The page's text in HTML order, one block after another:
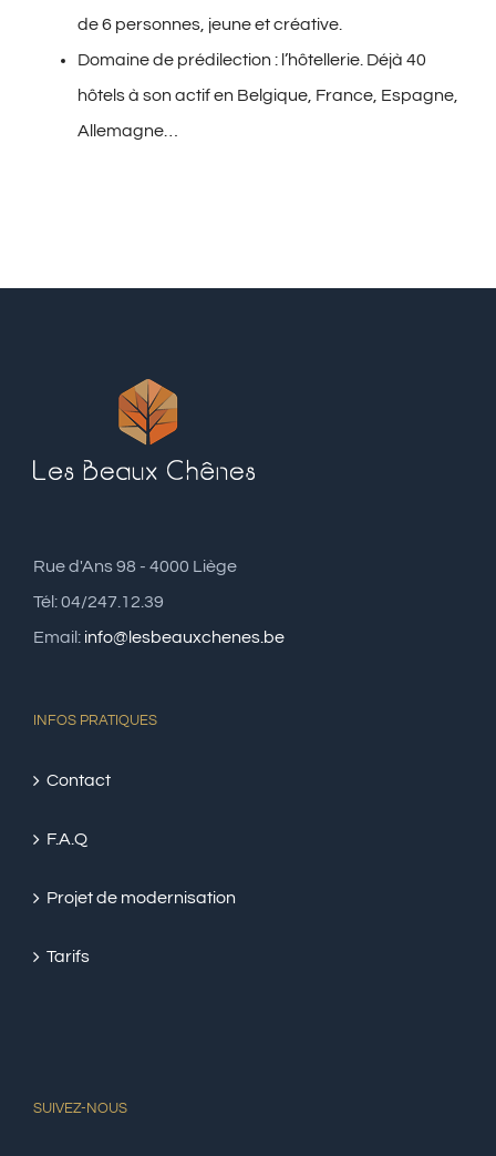
de 6 personnes, jeune et créative.
Domaine de prédilection : l’hôtellerie. Déjà 40
hôtels à son actif en Belgique, France, Espagne,
Allemagne…
Rue d'Ans 98 - 4000 Liège
Tél: 04/247.12.39
Email: info@lesbeauxchenes.be
INFOS PRATIQUES
Contact
F.A.Q
Projet de modernisation
Tarifs
SUIVEZ-NOUS